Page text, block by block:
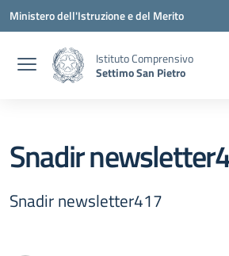
Vai ai contenuti
Vai al menu di navigazione
Vai al footer
Ministero dell'Istruzione e del Merito
Istituto Comprensivo
Settimo San Pietro
Snadir
Snadir newsletter417